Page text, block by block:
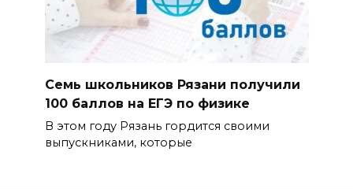
Семь школьников Рязани получили
100 баллов на ЕГЭ по физике
В этом году Рязань гордится своими
выпускниками, которые